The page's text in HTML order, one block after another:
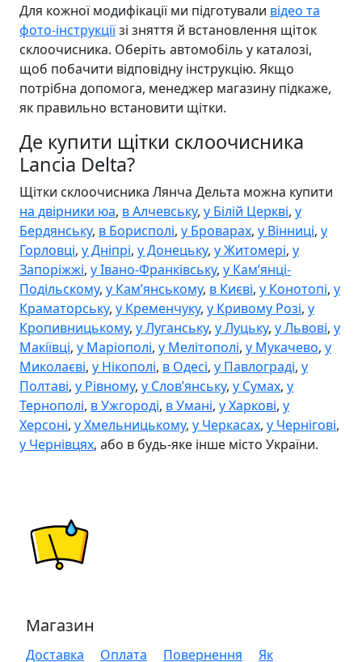
Для кожної модифікації ми підготували відео та
фото-інструкціїзі зняття й встановлення щіток
склоочисника. Оберіть автомобіль у каталозі,
щоб побачити відповідну інструкцію. Якщо
потрібна допомога, менеджер магазину підкаже,
як правильно встановити щітки.
Де купити щітки склоочисника
Lancia Delta?
Щітки склоочисника Лянча Дельта можна купити
на двірники юа, в Алчевську, у Білій Церкві, у
Бердянську, в Борисполі, у Броварах, у Вінниці, у
Горловці, у Дніпрі, у Донецьку, у Житомері, у
Запоріжжі, у Івано-Франківську, у Камʼянці-
Подільскому, у Камʼянському, в Києві, у Конотопі, у
Краматорську, у Кременчуку, у Кривому Розі, у
Кропивницькому, у Луганську, у Луцьку, у Львові, у
Макіївці, у Маріополі, у Мелітополі, у Мукачево, у
Миколаєві, у Нікополі, в Одесі, у Павлограді, у
Полтаві, у Рівному, у Словʼянську, у Сумах, у
Тернополі, в Ужгороді, в Умані, у Харкові, у
Херсоні, у Хмельницькому, у Черкасах, у Чернігові,
у Чернівцях, або в будь-яке інше місто України.
Магазин
Доставка Оплата Повернення Як